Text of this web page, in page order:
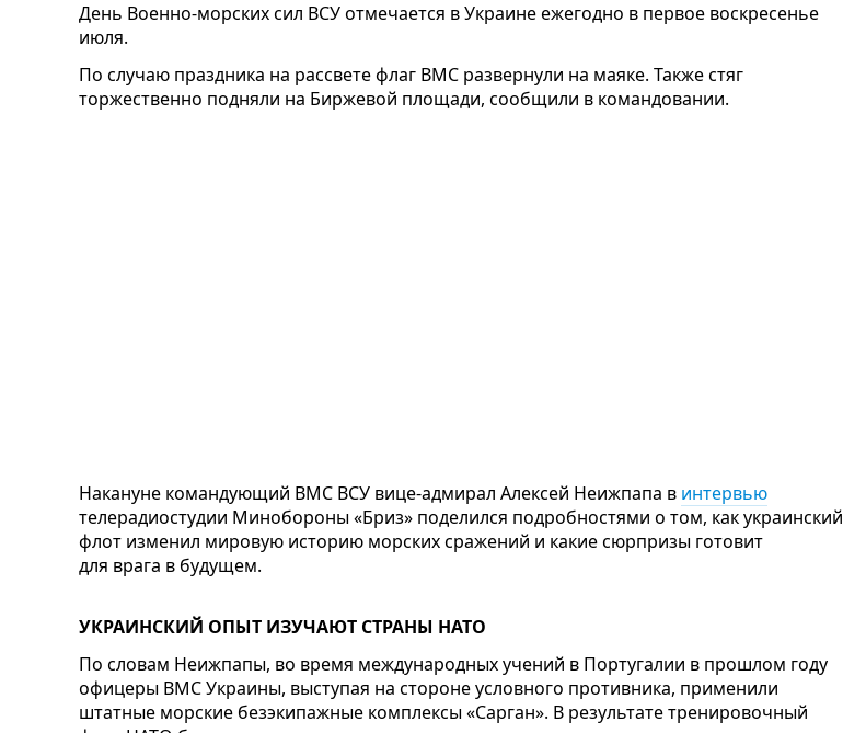
День Военно-морских сил ВСУ отмечается в Украине ежегодно в первое воскресенье
июля.
По случаю праздника на рассвете флаг ВМС развернули на маяке. Также стяг
торжественно подняли на Биржевой площади, сообщили в командовании.
Накануне командующий ВМС ВСУ вице-адмирал Алексей Неижпапа в интервью
телерадиостудии Минобороны «Бриз» поделился подробностями о том, как украинский
флот изменил мировую историю морских сражений и какие сюрпризы готовит
для врага в будущем.
УКРАИНСКИЙ ОПЫТ ИЗУЧАЮТ СТРАНЫ НАТО
По словам Неижпапы, во время международных учений в Португалии в прошлом году
офицеры ВМС Украины, выступая на стороне условного противника, применили
штатные морские безэкипажные комплексы «Сарган». В результате тренировочный